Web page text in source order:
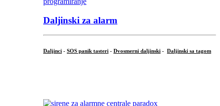
Daljinski za alarm
Daljinci - SOS panik tasteri - Dvosmerni daljinski - Daljinski sa tagom